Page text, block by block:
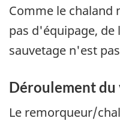
Comme le
pas d'équipage,
sauvetage n'est
Déroulement du
Le remorqueur/